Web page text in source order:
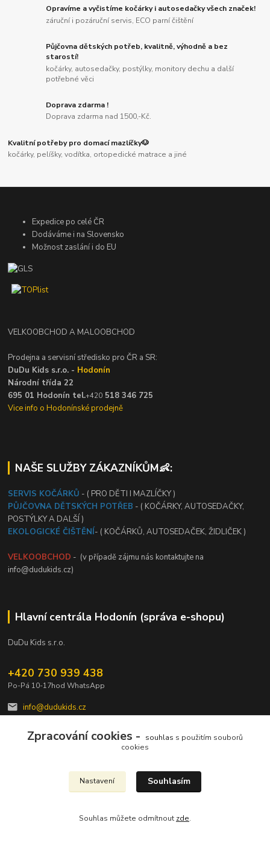
Opravíme a vyčistíme kočárky i autosedačky všech značek!
záruční i pozáruční servis, ECO parní čištění
Půjčovna dětských potřeb, kvalitně, výhodně a bez
starostí!
kočárky, autosedačky, postýlky, monitory dechu a další
potřebné věci
Doprava zdarma !
Doprava zdarma nad 1500,-Kč.
Kvalitní potřeby pro domací mazlíčky🐶
kočárky, pelíšky, vodítka, ortopedické matrace a jiné
Expedice po celé ČR
Dodáváme i na Slovensko
Možnost zaslání i do EU
VELKOOBCHOD A MALOOBCHOD
Prodejna a servisní středisko pro ČR a SR:
DuDu Kids s.r.o. - Hodonín
Národní třída 22
695 01 Hodonín tel.+420 518 346 725
Vice info o Hodonínské prodejně
NAŠE SLUŽBY ZÁKAZNÍKŮM👶:
SERVIS KOČÁRKŮ - ( PRO DĚTI I MAZLÍČKY )
PŮJČOVNA DĚTSKÝCH POTŘEB - ( KOČÁRKY, AUTOSEDAČKY,
POSTÝLKY A DALŠÍ )
EKOLOGICKÉ ČIŠTĚNÍ- ( KOČÁRKŮ, AUTOSEDAČEK, ŽIDLIČEK )
VELKOOBCHOD - (v případě zájmu nás kontaktujte na
info@dudukids.cz)
Hlavní centrála Hodonín (správa e-shopu)
DuDu Kids s.r.o.
+420 730 939 438
Po-Pá 10-17hod WhatsApp
info@dudukids.cz
Upravit sběr cookies.
Zpracování cookies - souhlas s použitím souborů
cookies
Nastavení Souhlasím
Souhlas můžete odmítnout zde.